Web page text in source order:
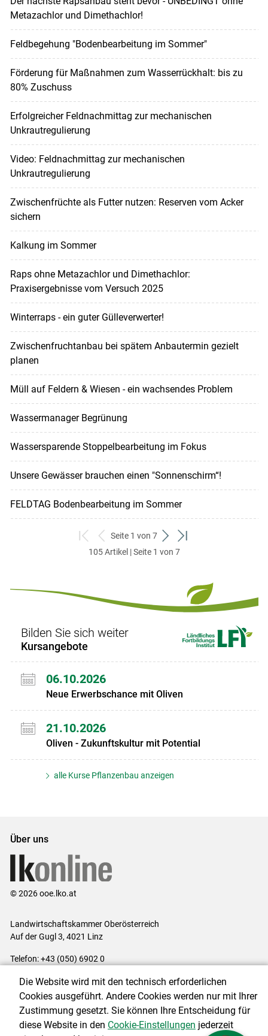
Metazachlor und Dimethachlor!
Feldbegehung "Bodenbearbeitung im Sommer"
Förderung für Maßnahmen zum Wasserrückhalt: bis zu
80% Zuschuss
Erfolgreicher Feldnachmittag zur mechanischen
Unkrautregulierung
Video: Feldnachmittag zur mechanischen
Unkrautregulierung
Zwischenfrüchte als Futter nutzen: Reserven vom Acker
sichern
Kalkung im Sommer
Raps ohne Metazachlor und Dimethachlor:
Praxisergebnisse vom Versuch 2025
Winterraps - ein guter Gülleverwerter!
Zwischenfruchtanbau bei spätem Anbautermin gezielt
planen
Müll auf Feldern & Wiesen - ein wachsendes Problem
Wassermanager Begrünung
Wassersparende Stoppelbearbeitung im Fokus
Unsere Gewässer brauchen einen "Sonnenschirm“!
FELDTAG Bodenbearbeitung im Sommer
zum
ersten
zurück
zum
Seite 1 von 7
weiter
zum
zum
105 Artikel | Seite 1 von 7
Bilden Sie sich weiter
Kursangebote
06.10.2026
Neue Erwerbschance mit Oliven
21.10.2026
Oliven - Zukunftskultur mit Potential
alle Kurse Pflanzenbau anzeigen
Über uns
© 2026 ooe.lko.at
Landwirtschaftskammer Oberösterreich
Auf der Gugl 3, 4021 Linz
Telefon: +43 (050) 6902 0
Impressum|Kontakt|Gewinnspiele|Datenschutzerklärung |
Barrierefreiheit | Cookie-Einstellungen
Die Website wird mit den technisch erforderlichen
Cookies ausgeführt. Andere Cookies werden nur mit Ihrer
Zustimmung gesetzt. Sie können Ihre Entscheidung für
diese Website in den Cookie-Einstellungen jederzeit